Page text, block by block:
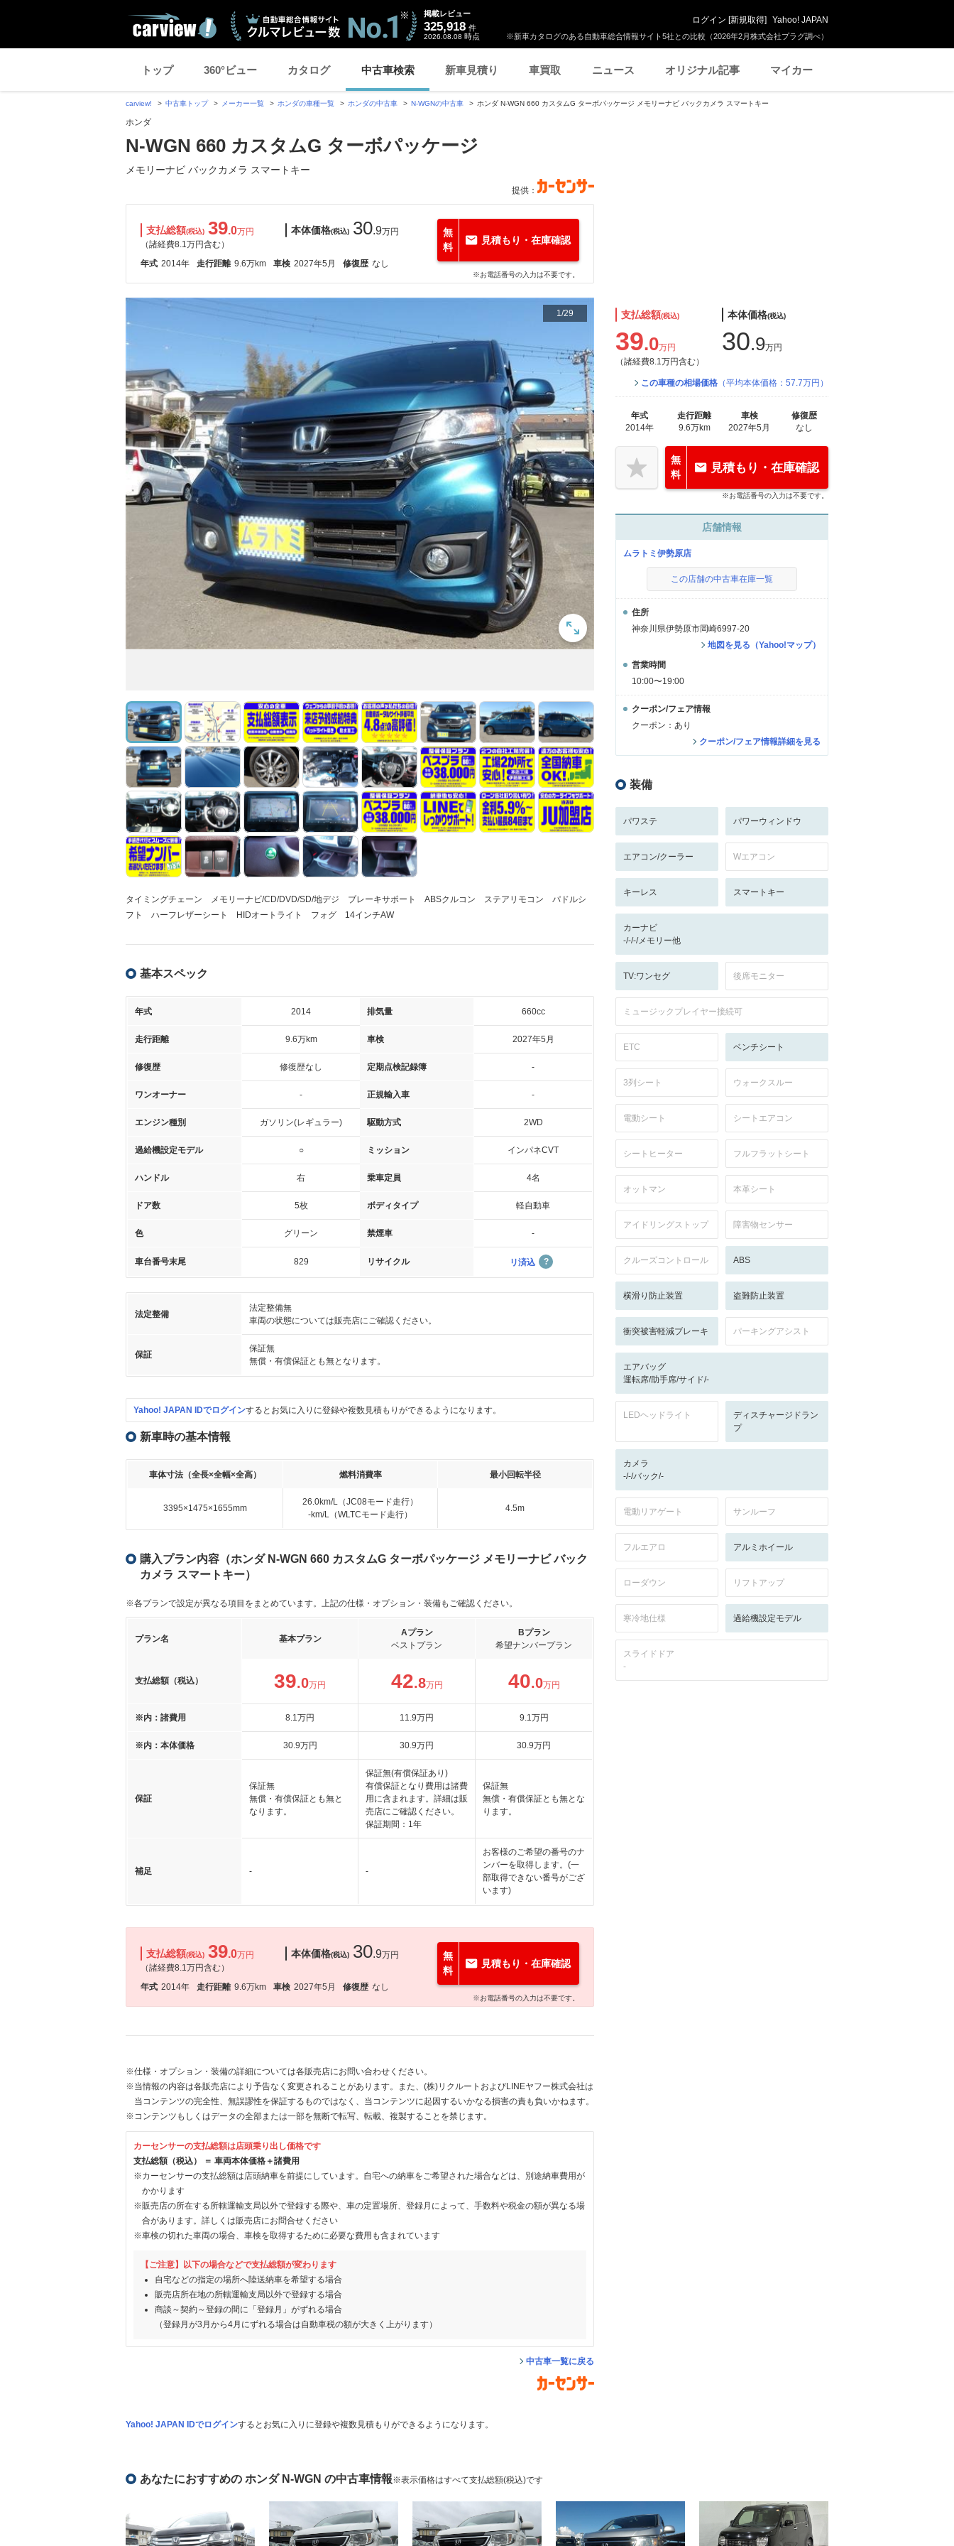
※新車カタログのある自動車総合情報サイト5社との比較（2026年2月株式会社プラグ調べ）
掲載レビュー
325,918 件
2026.08.08 時点
ログイン [新規取得] Yahoo! JAPAN
トップ 360°ビュー カタログ 中古車検索 新車見積り 車買取 ニュース オリジナル記事 マイカー
carview! 中古車トップ メーカー一覧 ホンダの車種一覧 ホンダの中古車 N-WGNの中古車 ホンダ N-WGN 660 カスタムG ターボパッケージ メモリーナビ バックカメラ スマートキー
ホンダ
N-WGN 660 カスタムG ターボパッケージ
メモリーナビ バックカメラ スマートキー
提供：
支払総額(税込) 39.0万円
（諸経費8.1万円含む）
本体価格(税込) 30.9万円
年式 2014年 走行距離 9.6万km 車検 2027年5月 修復歴 なし
無
料
見積もり・在庫確認
※お電話番号の入力は不要です。
1/29
タイミングチェーン メモリーナビ/CD/DVD/SD/地デジ ブレーキサポート ABSクルコン ステアリモコン パドルシ
フト ハーフレザーシート HIDオートライト フォグ 14インチAW
基本スペック
年式 2014 排気量 660cc
走行距離 9.6万km 車検 2027年5月
修復歴 修復歴なし 定期点検記録簿 -
ワンオーナー - 正規輸入車 -
エンジン種別 ガソリン(レギュラー) 駆動方式 2WD
過給機設定モデル ○ ミッション インパネCVT
ハンドル 右 乗車定員 4名
ドア数 5枚 ボディタイプ 軽自動車
色 グリーン 禁煙車 -
車台番号末尾 829 リサイクル リ済込
法定整備
法定整備無
車両の状態については販売店にご確認ください。
保証
保証無
無償・有償保証とも無となります。
Yahoo! JAPAN IDでログインするとお気に入りに登録や複数見積もりができるようになります。
新車時の基本情報
車体寸法（全長×全幅×全高） 燃料消費率 最小回転半径
3395×1475×1655mm
26.0km/L（JC08モード走行）
-km/L（WLTCモード走行）
4.5m
購入プラン内容（ホンダ N-WGN 660 カスタムG ターボパッケージ メモリーナビ バック
カメラ スマートキー）
※各プランで設定が異なる項目をまとめています。上記の仕様・オプション・装備もご確認ください。
プラン名 基本プラン
Aプラン
ベストプラン
Bプラン
希望ナンバープラン
支払総額（税込） 39.0万円 42.8万円 40.0万円
※内：諸費用 8.1万円 11.9万円 9.1万円
※内：本体価格 30.9万円 30.9万円 30.9万円
保証
保証無
無償・有償保証とも無と
なります。
保証無(有償保証あり)
有償保証となり費用は諸費
用に含まれます。詳細は販
売店にご確認ください。
保証期間：1年
保証無
無償・有償保証とも無とな
ります。
補足 - -
お客様のご希望の番号のナ
ンバーを取得します。(一
部取得できない番号がござ
います)
支払総額(税込) 39.0万円
（諸経費8.1万円含む）
本体価格(税込) 30.9万円
年式 2014年 走行距離 9.6万km 車検 2027年5月 修復歴 なし
無
料
見積もり・在庫確認
※お電話番号の入力は不要です。
※仕様・オプション・装備の詳細については各販売店にお問い合わせください。
※当情報の内容は各販売店により予告なく変更されることがあります。また、(株)リクルートおよびLINEヤフー株式会社は
当コンテンツの完全性、無誤謬性を保証するものではなく、当コンテンツに起因するいかなる損害の責も負いかねます。
※コンテンツもしくはデータの全部または一部を無断で転写、転載、複製することを禁じます。
カーセンサーの支払総額は店頭乗り出し価格です
支払総額（税込） ＝ 車両本体価格＋諸費用
※カーセンサーの支払総額は店頭納車を前提にしています。自宅への納車をご希望された場合などは、別途納車費用が
かかります
※販売店の所在する所轄運輸支局以外で登録する際や、車の定置場所、登録月によって、手数料や税金の額が異なる場
合があります。詳しくは販売店にお問合せください
※車検の切れた車両の場合、車検を取得するために必要な費用も含まれています
【ご注意】以下の場合などで支払総額が変わります
自宅などの指定の場所へ陸送納車を希望する場合
販売店所在地の所轄運輸支局以外で登録する場合
商談～契約～登録の間に「登録月」がずれる場合
（登録月が3月から4月にずれる場合は自動車税の額が大きく上がります）
中古車一覧に戻る
Yahoo! JAPAN IDでログインするとお気に入りに登録や複数見積もりができるようになります。
支払総額(税込)
39.0万円
（諸経費8.1万円含む）
本体価格(税込)
30.9万円
この車種の相場価格 （平均本体価格：57.7万円）
年式
2014年
走行距離
9.6万km
車検
2027年5月
修復歴
なし
無
料
見積もり・在庫確認
※お電話番号の入力は不要です。
店舗情報
ムラトミ伊勢原店
この店舗の中古車在庫一覧
住所
神奈川県伊勢原市岡崎6997-20
地図を見る（Yahoo!マップ）
営業時間
10:00〜19:00
クーポン/フェア情報
クーポン：あり
クーポン/フェア情報詳細を見る
装備
パワステ パワーウィンドウ
エアコン/クーラー Wエアコン
キーレス スマートキー
カーナビ
-/-/-/メモリー他
TV:ワンセグ 後席モニター
ミュージックプレイヤー接続可
ETC ベンチシート
3列シート ウォークスルー
電動シート シートエアコン
シートヒーター フルフラットシート
オットマン 本革シート
アイドリングストップ 障害物センサー
クルーズコントロール ABS
横滑り防止装置 盗難防止装置
衝突被害軽減ブレーキ パーキングアシスト
エアバッグ
運転席/助手席/サイド/-
LEDヘッドライト
ディスチャージドラン
プ
カメラ
-/-/バック/-
電動リアゲート サンルーフ
フルエアロ アルミホイール
ローダウン リフトアップ
寒冷地仕様 過給機設定モデル
スライドドア
-
あなたにおすすめの ホンダ N-WGN の中古車情報※表示価格はすべて支払総額(税込)です